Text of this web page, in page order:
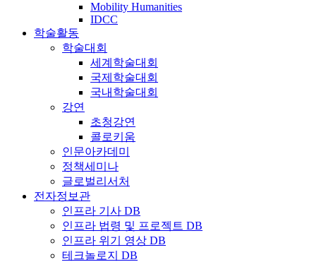
Mobility Humanities
IDCC
학술활동
학술대회
세계학술대회
국제학술대회
국내학술대회
강연
초청강연
콜로키움
인문아카데미
정책세미나
글로벌리서처
전자정보관
인프라 기사 DB
인프라 법령 및 프로젝트 DB
인프라 위기 영상 DB
테크놀로지 DB